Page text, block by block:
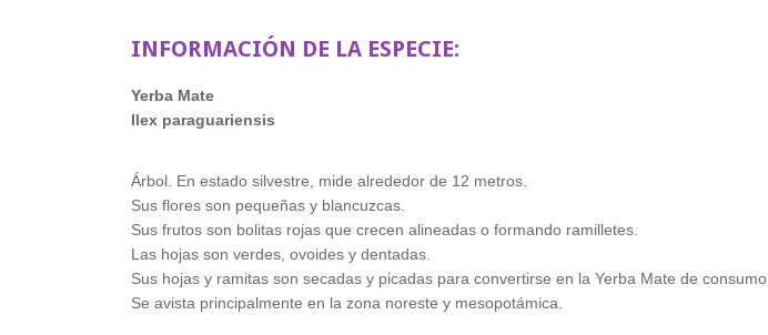
INFORMACIÓN DE LA ESPECIE:
Yerba Mate
Ilex paraguariensis
Árbol. En estado silvestre, mide alrededor de 12 metros.
Sus flores son pequeñas y blancuzcas.
Sus frutos son bolitas rojas que crecen alineadas o formando ramilletes.
Las hojas son verdes, ovoides y dentadas.
Sus hojas y ramitas son secadas y picadas para convertirse en la Yerba Mate de consumo.
Se avista principalmente en la zona noreste y mesopotámica.